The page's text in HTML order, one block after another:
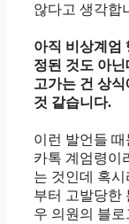
않다고 생각합
아직 비상계엄
정된 것도 아
고가는 건 상
것 같습니다.
이런 발언들
카톡 계엄령이
는 것인데 혹
부터 고발당한
우 의원의 블